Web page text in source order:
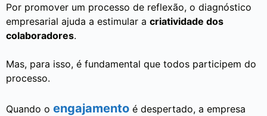
Por promover um processo de reflexão, o diagnóstico
empresarial ajuda a estimular a criatividade dos
colaboradores.
Mas, para isso, é fundamental que todos participem do
processo.
Quando o engajamento é despertado, a empresa